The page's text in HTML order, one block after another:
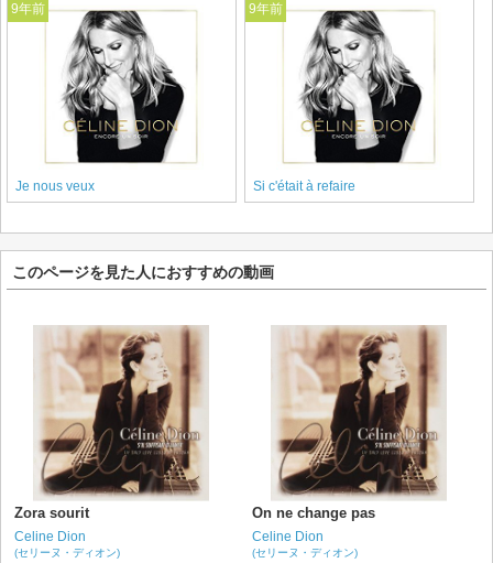
9年前
Je nous veux
9年前
Si c'était à refaire
このページを見た人におすすめの動画
Zora sourit
Celine Dion
(セリーヌ・ディオン)
On ne change pas
Celine Dion
(セリーヌ・ディオン)